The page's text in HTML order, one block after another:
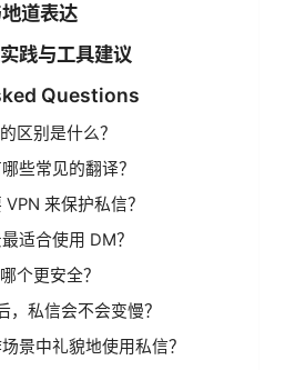
道表达
践与工具建议
Questions
区别是什么？
些常见的翻译？
来保护私信？
适合使用 DM？
个更安全？
，私信会不会变慢？
景中礼貌地使用私信？